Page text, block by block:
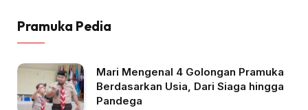
Pramuka Pedia
Mari Mengenal 4 Golongan Pramuka
Berdasarkan Usia, Dari Siaga hingga
Pandega